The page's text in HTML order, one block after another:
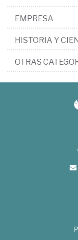
EMPRESA
HISTORIA Y
OTRAS